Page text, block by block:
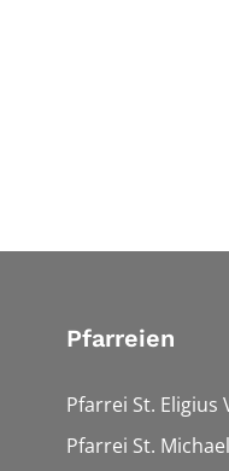
Pfarreien
Pfarrei St. Eligius
Pfarrei St.